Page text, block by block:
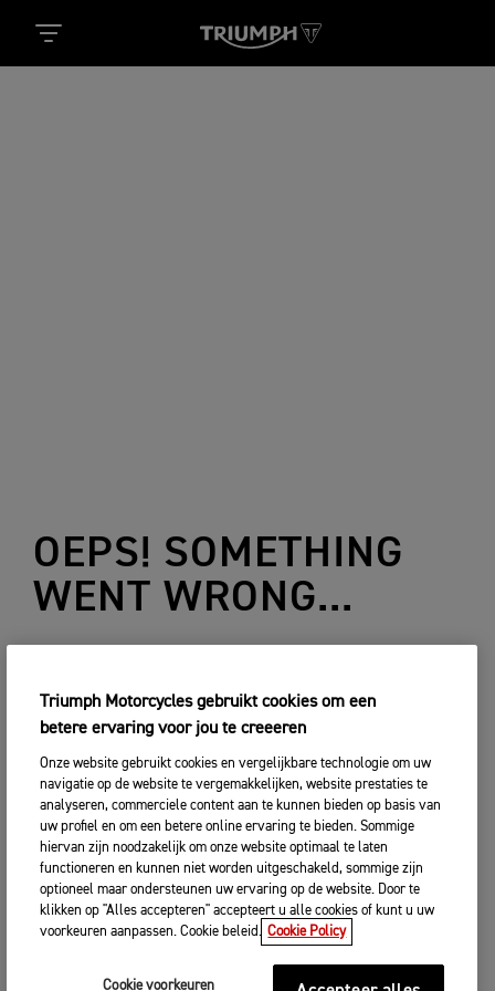
OEPS! SOMETHING
WENT WRONG...
Triumph Motorcycles gebruikt cookies om een
betere ervaring voor jou te creeeren
Onze website gebruikt cookies en vergelijkbare technologie om uw
navigatie op de website te vergemakkelijken, website prestaties te
analyseren, commerciele content aan te kunnen bieden op basis van
uw profiel en om een betere online ervaring te bieden. Sommige
hiervan zijn noodzakelijk om onze website optimaal te laten
functioneren en kunnen niet worden uitgeschakeld, sommige zijn
optioneel maar ondersteunen uw ervaring op de website. Door te
klikken op "Alles accepteren" accepteert u alle cookies of kunt u uw
voorkeuren aanpassen. Cookie beleid. Cookie Policy
Cookie voorkeuren